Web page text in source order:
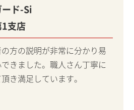
ド-Si
支店
方の説明が非常に分かり易
できました。職人さん丁寧に
き満足しています。